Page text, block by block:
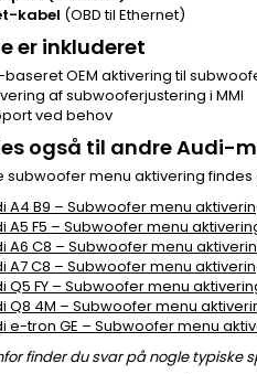
kabel (OBD til Ethernet)
er inkluderet
baseret OEM aktivering til
af subwooferjustering i MMI
ved behov
også til andre Audi-
subwoofer menu aktivering
A4 B9 – Subwoofer menu
A5 F5 – Subwoofer menu
A6 C8 – Subwoofer menu
A7 C8 – Subwoofer menu
Q5 FY – Subwoofer menu
Q8 4M – Subwoofer menu
e-tron GE – Subwoofer menu
finder du svar på nogle typiske